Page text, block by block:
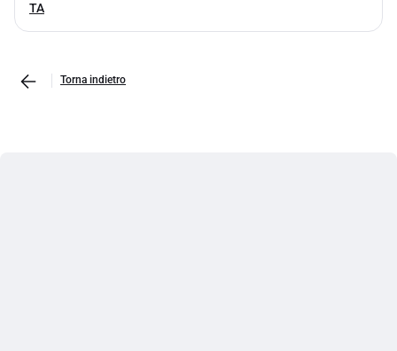
TA
Torna indietro